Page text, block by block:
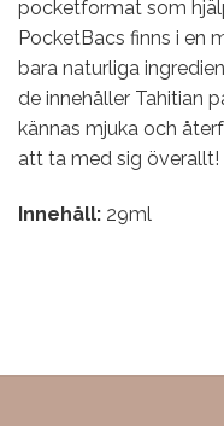
pocketformat som
PocketBacs finns i en
bara naturliga
de innehåller Tahitian
kännas mjuka och
att ta med sig överallt!
Innehåll: 29ml